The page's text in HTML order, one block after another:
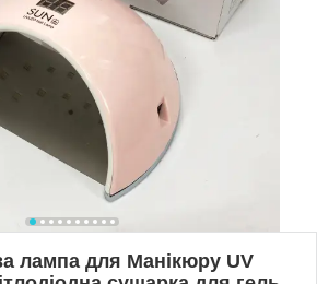
лампа для Манікюру UV